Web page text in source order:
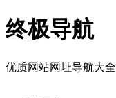
终极导航
优质网站网址导航大全